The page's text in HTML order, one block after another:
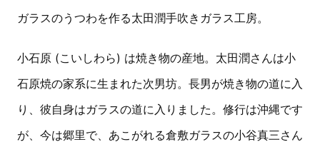
ガラスのうつわを作る太田潤手吹きガラス工房。
小石原 (こいしわら) は焼き物の産地。太田潤さんは小
石原焼の家系に生まれた次男坊。長男が焼き物の道に入
り、彼自身はガラスの道に入りました。修行は沖縄です
が、今は郷里で、あこがれる倉敷ガラスの小谷真三さん